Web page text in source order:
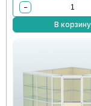
−
В корзину